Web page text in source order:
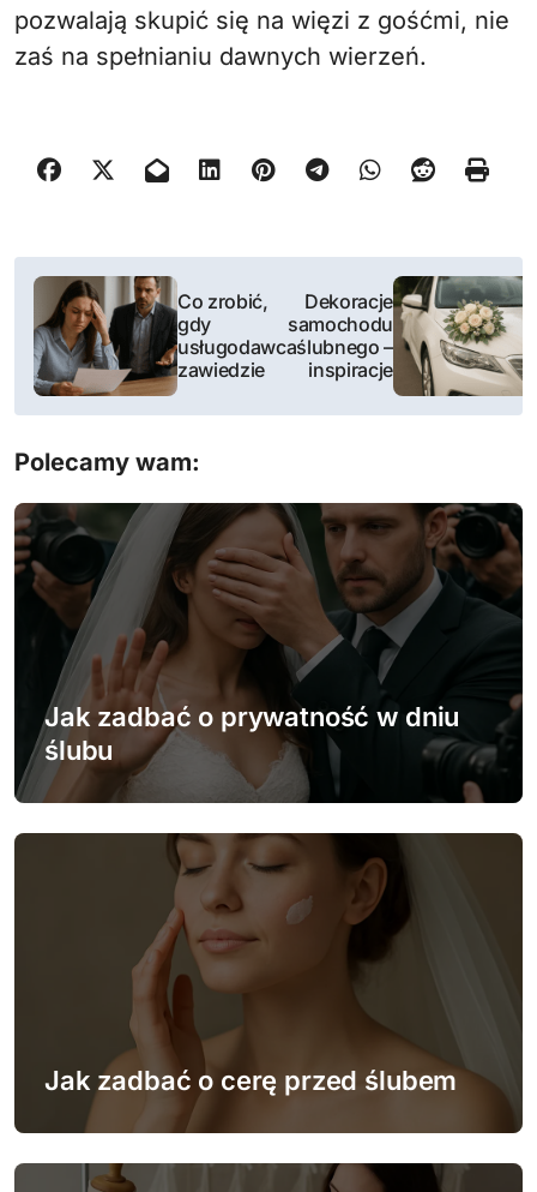
pozwalają skupić się na więzi z gośćmi, nie
zaś na spełnianiu dawnych wierzeń.
N
w
i
g
a
c
w
p
i
Co zrobić,
gdy
usługodawca
zawiedzie
Dekoracje
samochodu
ślubnego –
inspiracje
Polecamy wam:
Jak zadbać o prywatność w dniu
ślubu
Jak zadbać o cerę przed ślubem